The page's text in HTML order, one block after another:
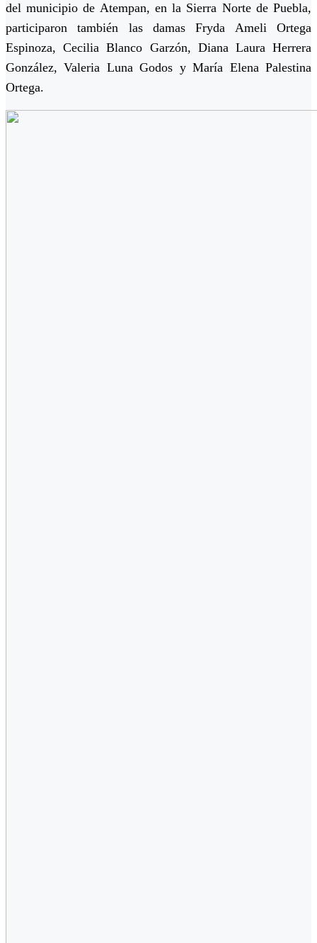
del municipio de Atempan, en la Sierra Norte de Puebla,
participaron también las damas Fryda Ameli Ortega
Espinoza, Cecilia Blanco Garzón, Diana Laura Herrera
González, Valeria Luna Godos y María Elena Palestina
Ortega.